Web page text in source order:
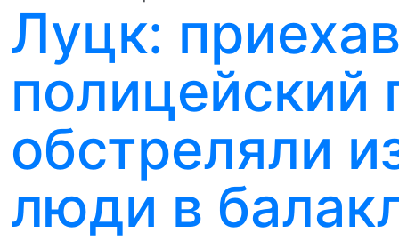
Луцк:
полицейский
обстреляли
люди в